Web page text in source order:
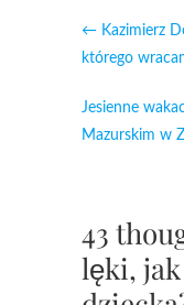
← Kazimierz
którego
Jesienne
Mazurskim w
43
lęki,